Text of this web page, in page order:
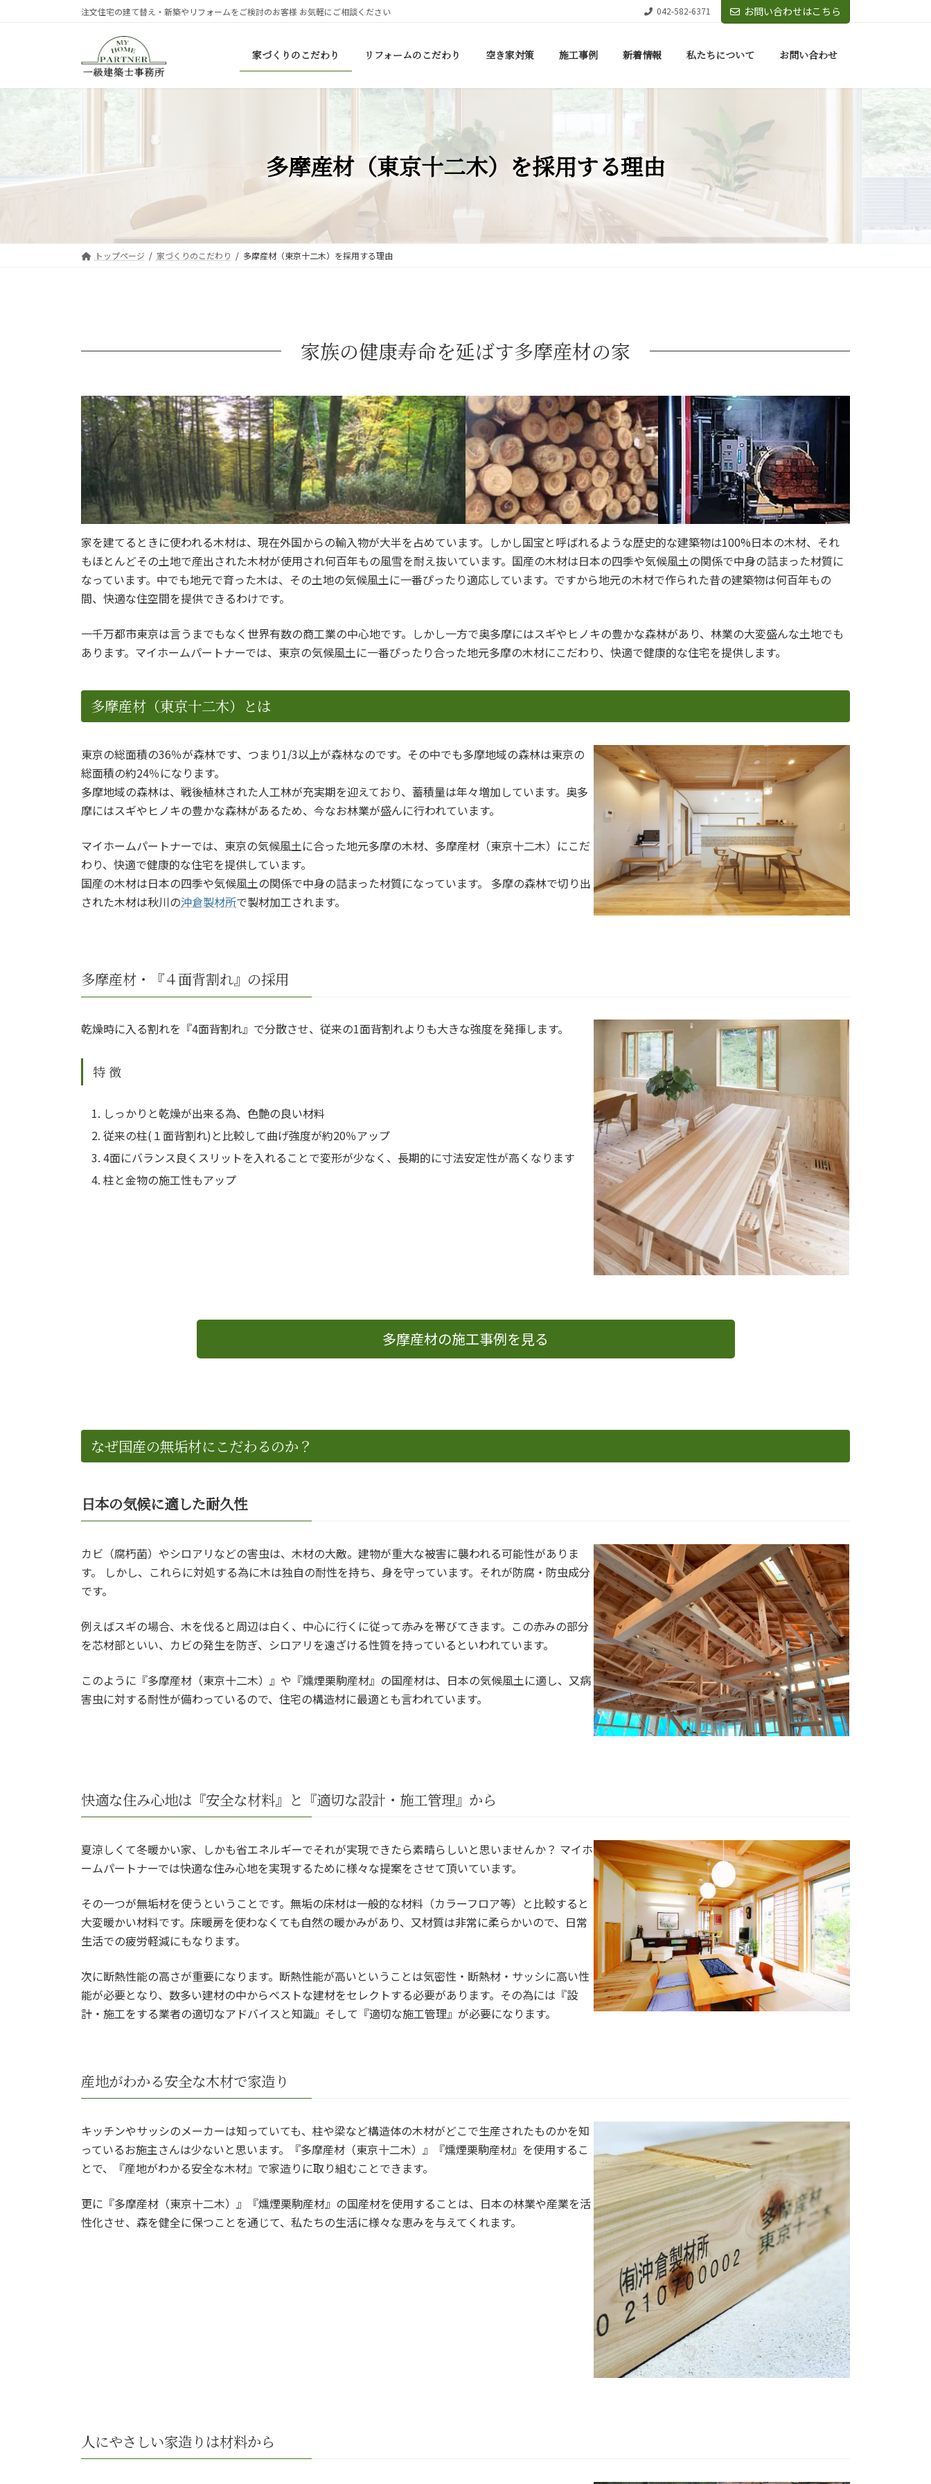
へ
ョ
注文住宅の建て替え・新築やリフォームをご検討のお客様 お気軽にご相談ください 042-582-6371 お問い合わせはこちら
家づくりのこだわり リフォームのこだわり 空き家対策 施工事例 新着情報 私たちについて お問い合わせ
多摩産材（東京十二木）を採用する理由
トップページ 家づくりのこだわり 多摩産材（東京十二木）を採用する理由
家族の健康寿命を延ばす多摩産材の家
家を建てるときに使われる木材は、現在外国からの輸入物が大半を占めています。しかし国宝と呼ばれるような歴史的な建築物は100%日本の木材、それ
もほとんどその土地で産出された木材が使用され何百年もの風雪を耐え抜いています。国産の木材は日本の四季や気候風土の関係で中身の詰まった材質に
なっています。中でも地元で育った木は、その土地の気候風土に一番ぴったり適応しています。ですから地元の木材で作られた昔の建築物は何百年もの
間、快適な住空間を提供できるわけです。
一千万都市東京は言うまでもなく世界有数の商工業の中心地です。しかし一方で奥多摩にはスギやヒノキの豊かな森林があり、林業の大変盛んな土地でも
あります。マイホームパートナーでは、東京の気候風土に一番ぴったり合った地元多摩の木材にこだわり、快適で健康的な住宅を提供します。
多摩産材（東京十二木）とは
東京の総面積の36％が森林です、つまり1/3以上が森林なのです。その中でも多摩地域の森林は東京の
総面積の約24％になります。
多摩地域の森林は、戦後植林された人工林が充実期を迎えており、蓄積量は年々増加しています。奥多
摩にはスギやヒノキの豊かな森林があるため、今なお林業が盛んに行われています。
マイホームパートナーでは、東京の気候風土に合った地元多摩の木材、多摩産材（東京十二木）にこだ
わり、快適で健康的な住宅を提供しています。
国産の木材は日本の四季や気候風土の関係で中身の詰まった材質になっています。 多摩の森林で切り出
された木材は秋川の沖倉製材所で製材加工されます。
多摩産材・『４面背割れ』の採用
乾燥時に入る割れを『4面背割れ』で分散させ、従来の1面背割れよりも大きな強度を発揮します。
特 徴
しっかりと乾燥が出来る為、色艶の良い材料
従来の柱(１面背割れ)と比較して曲げ強度が約20％アップ
4面にバランス良くスリットを入れることで変形が少なく、長期的に寸法安定性が高くなります
柱と金物の施工性もアップ
多摩産材の施工事例を見る
なぜ国産の無垢材にこだわるのか？
日本の気候に適した耐久性
カビ（腐朽菌）やシロアリなどの害虫は、木材の大敵。建物が重大な被害に襲われる可能性がありま
す。 しかし、これらに対処する為に木は独自の耐性を持ち、身を守っています。それが防腐・防虫成分
です。
例えばスギの場合、木を伐ると周辺は白く、中心に行くに従って赤みを帯びてきます。この赤みの部分
を芯材部といい、カビの発生を防ぎ、シロアリを遠ざける性質を持っているといわれています。
このように『多摩産材（東京十二木）』や『燻煙栗駒産材』の国産材は、日本の気候風土に適し、又病
害虫に対する耐性が備わっているので、住宅の構造材に最適とも言われています。
快適な住み心地は『安全な材料』と『適切な設計・施工管理』から
夏涼しくて冬暖かい家、しかも省エネルギーでそれが実現できたら素晴らしいと思いませんか？ マイホ
ームパートナーでは快適な住み心地を実現するために様々な提案をさせて頂いています。
その一つが無垢材を使うということです。無垢の床材は一般的な材料（カラーフロア等）と比較すると
大変暖かい材料です。床暖房を使わなくても自然の暖かみがあり、又材質は非常に柔らかいので、日常
生活での疲労軽減にもなります。
次に断熱性能の高さが重要になります。断熱性能が高いということは気密性・断熱材・サッシに高い性
能が必要となり、数多い建材の中からベストな建材をセレクトする必要があります。その為には『設
計・施工をする業者の適切なアドバイスと知識』そして『適切な施工管理』が必要になります。
産地がわかる安全な木材で家造り
キッチンやサッシのメーカーは知っていても、柱や梁など構造体の木材がどこで生産されたものかを知
っているお施主さんは少ないと思います。『多摩産材（東京十二木）』『燻煙栗駒産材』を使用するこ
とで、『産地がわかる安全な木材』で家造りに取り組むことできます。
更に『多摩産材（東京十二木）』『燻煙栗駒産材』の国産材を使用することは、日本の林業や産業を活
性化させ、森を健全に保つことを通じて、私たちの生活に様々な恵みを与えてくれます。
人にやさしい家造りは材料から